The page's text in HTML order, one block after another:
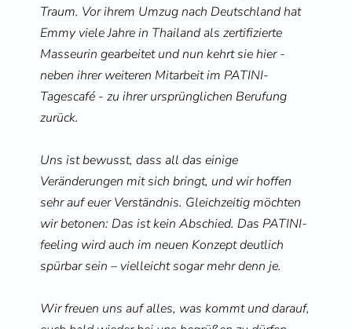
Traum. Vor ihrem Umzug nach Deutschland hat
Emmy viele Jahre in Thailand als zertifizierte
Masseurin gearbeitet und nun kehrt sie hier -
neben ihrer weiteren Mitarbeit im PATINI-
Tagescafé - zu ihrer ursprünglichen Berufung
zurück.
Uns ist bewusst, dass all das einige
Veränderungen mit sich bringt, und wir hoffen
sehr auf euer Verständnis. Gleichzeitig möchten
wir betonen: Das ist kein Abschied. Das PATINI-
feeling wird auch im neuen Konzept deutlich
spürbar sein – vielleicht sogar mehr denn je.
Wir freuen uns auf alles, was kommt und darauf,